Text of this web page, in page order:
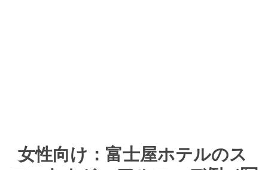
女性向け：富士屋ホテルのス